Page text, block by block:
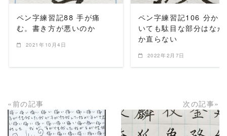
ペン字練習記88 手が痛
む。書き方が悪いのか
2021年10月4日
ペン字練習記106 分か
いても駄目な部分はなか
か直らない
2022年2月7日
«前の記事 次の記事»